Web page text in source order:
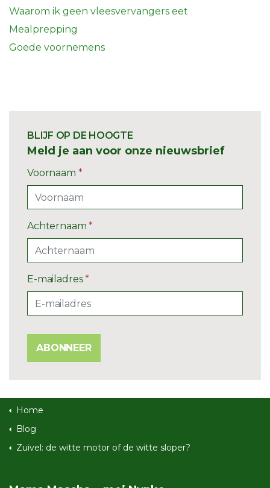
Waarom ik geen vleesvervangers eet
Mealprepping
Goede voornemens
BLIJF OP DE HOOGTE
Meld je aan voor onze nieuwsbrief
Voornaam *
Achternaam*
E-mailadres*
ABONNEER
Home
Blog
Zuivel: de witte motor of de witte sloper?